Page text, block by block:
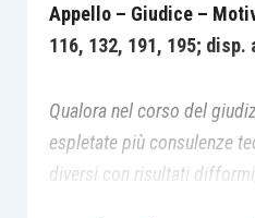
Appello – Giudice –
116, 132, 191, 195;
Qualora nel corso del
espletate più consulenze
diversi con risultati